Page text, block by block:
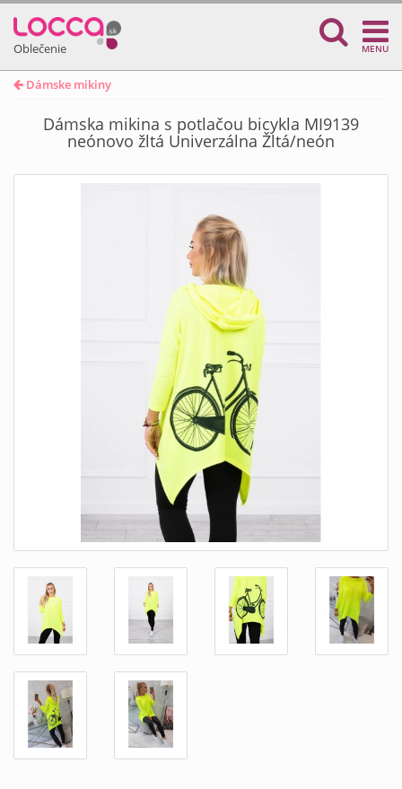
Oblečenie MENU
Dámske mikiny
Dámska mikina s potlačou bicykla MI9139
neónovo žltá Univerzálna Žltá/neón